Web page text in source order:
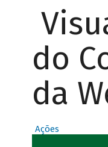
do
da
Ações